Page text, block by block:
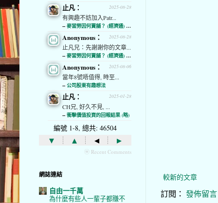
較新的文章
訂閱： 發佈留
2025-08-28
止凡：
有興趣不妨加入Patr...
-- 麥當勞因何賣舖？ (經濟通) (略)
2025-08-28
Anonymous：
止凡兄：先謝謝你的文章...
-- 麥當勞因何賣舖？ (經濟通) (略)
2025-08-06
Anonymous：
當年8號唔值得, 時至...
-- 公司股東有趣想法
2025-01-28
止凡：
CH兄, 好久不見, ...
-- 衝擊價值投資的回報結果 (略)
編號 1-8, 總共: 46504
▾ ▴ ◂ ▸
ⓦ Recent Comments
網誌連結
自由一千萬
為什麼有些人一輩子都賺不